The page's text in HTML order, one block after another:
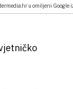
u omiljeni Google